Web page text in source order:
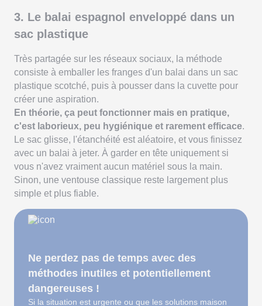
3. Le balai espagnol enveloppé dans un
sac plastique
Très partagée sur les réseaux sociaux, la méthode
consiste à emballer les franges d'un balai dans un sac
plastique scotché, puis à pousser dans la cuvette pour
créer une aspiration.
En théorie, ça peut fonctionner mais en pratique,
c'est laborieux, peu hygiénique et rarement efficace.
Le sac glisse, l'étanchéité est aléatoire, et vous finissez
avec un balai à jeter. À garder en tête uniquement si
vous n'avez vraiment aucun matériel sous la main.
Sinon, une ventouse classique reste largement plus
simple et plus fiable.
Ne perdez pas de temps avec des
méthodes inutiles et potentiellement
dangereuses !
Si la situation est urgente ou que les solutions maison